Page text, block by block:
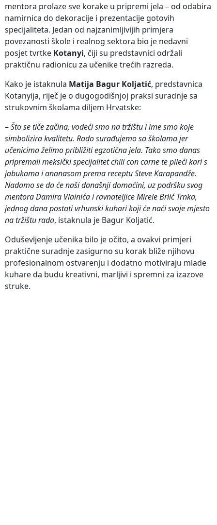
mentora prolaze sve korake u pripremi jela – od odabira
namirnica do dekoracije i prezentacije gotovih
specijaliteta. Jedan od najzanimljivijih primjera
povezanosti škole i realnog sektora bio je nedavni
posjet tvrtke Kotanyi, čiji su predstavnici održali
praktičnu radionicu za učenike trećih razreda.
Kako je istaknula Matija Bagur Koljatić, predstavnica
Kotanyija, riječ je o dugogodišnjoj praksi suradnje sa
strukovnim školama diljem Hrvatske:
–Što se tiče začina, vodeći smo na tržištu i ime smo koje
simbolizira kvalitetu. Rado surađujemo sa školama jer
učenicima želimo približiti egzotična jela. Tako smo danas
pripremali meksički specijalitet chili con carne te pileći kari s
jabukama i ananasom prema receptu Steve Karapandže.
Nadamo se da će naši današnji domaćini, uz podršku svog
mentora Damira Vlainića i ravnateljice Mirele Brlić Trnka,
jednog dana postati vrhunski kuhari koji će naći svoje mjesto
na tržištu rada, istaknula je Bagur Koljatić.
Oduševljenje učenika bilo je očito, a ovakvi primjeri
praktične suradnje zasigurno su korak bliže njihovu
profesionalnom ostvarenju i dodatno motiviraju mlade
kuhare da budu kreativni, marljivi i spremni za izazove
struke.